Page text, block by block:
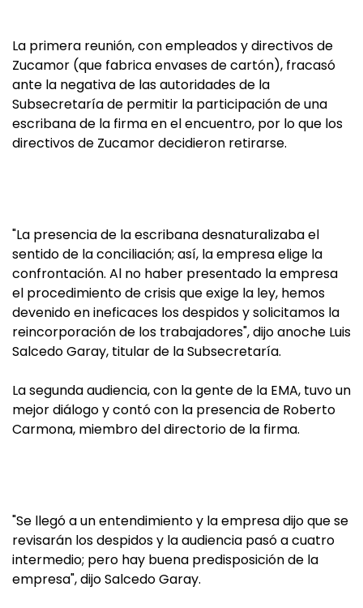
La primera reunión, con empleados y directivos de
Zucamor (que fabrica envases de cartón), fracasó
ante la negativa de las autoridades de la
Subsecretaría de permitir la participación de una
escribana de la firma en el encuentro, por lo que los
directivos de Zucamor decidieron retirarse.
"La presencia de la escribana desnaturalizaba el
sentido de la conciliación; así, la empresa elige la
confrontación. Al no haber presentado la empresa
el procedimiento de crisis que exige la ley, hemos
devenido en ineficaces los despidos y solicitamos la
reincorporación de los trabajadores", dijo anoche Luis
Salcedo Garay, titular de la Subsecretaría.
La segunda audiencia, con la gente de la EMA, tuvo un
mejor diálogo y contó con la presencia de Roberto
Carmona, miembro del directorio de la firma.
"Se llegó a un entendimiento y la empresa dijo que se
revisarán los despidos y la audiencia pasó a cuatro
intermedio; pero hay buena predisposición de la
empresa", dijo Salcedo Garay.